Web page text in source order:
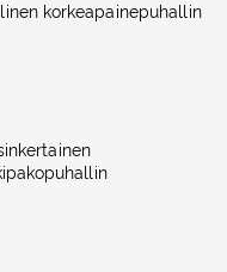
korkeapainepuhallin